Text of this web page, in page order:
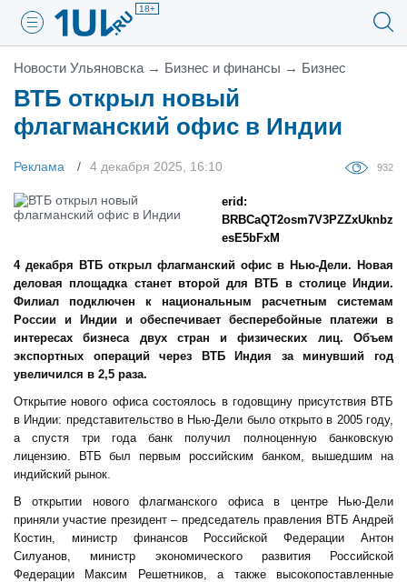
18+
Новости Ульяновска → Бизнес и финансы → Бизнес
ВТБ открыл новый
флагманский офис в Индии
Реклама 4 декабря 2025, 16:10 932
erid:
BRBCaQT2osm7V3PZZxUknbz
esE5bFxM
4 декабря ВТБ открыл флагманский офис в Нью-Дели. Новая
деловая площадка станет второй для ВТБ в столице Индии.
Филиал подключен к национальным расчетным системам
России и Индии и обеспечивает бесперебойные платежи в
интересах бизнеса двух стран и физических лиц. Объем
экспортных операций через ВТБ Индия за минувший год
увеличился в 2,5 раза.
Открытие нового офиса состоялось в годовщину присутствия ВТБ
в Индии: представительство в Нью-Дели было открыто в 2005 году,
а спустя три года банк получил полноценную банковскую
лицензию. ВТБ был первым российским банком, вышедшим на
индийский рынок.
В открытии нового флагманского офиса в центре Нью-Дели
приняли участие президент – председатель правления ВТБ Андрей
Костин, министр финансов Российской Федерации Антон
Силуанов, министр экономического развития Российской
Федерации
Максим Решетников, а также высокопоставленные